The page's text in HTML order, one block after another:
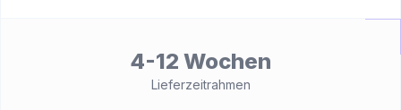
4-12 Wochen
Lieferzeitrahmen